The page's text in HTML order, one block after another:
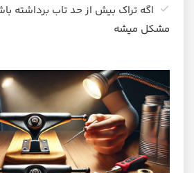
اگه تراک بیش از حد تاب برداشته
مشکل میشه